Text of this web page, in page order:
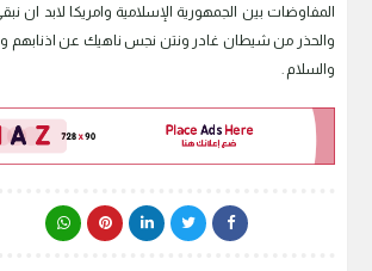
المفاوضات بين الجمهورية الإسلامية وامريكا لابد ان
والحذر من شيطان غادر ونتن نجس ناهيك عن اذنابهم
والسلام .